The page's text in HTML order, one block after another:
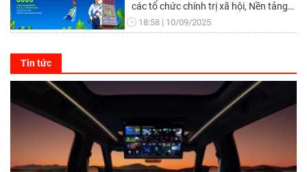
các tổ chức chính trị xã hội, Nền tảng
Thiện nguyện do Ngân hàng TMCP
Quân đội (MB) phát triển đã mở ra một
18:58 10/09/2025
Tin tức